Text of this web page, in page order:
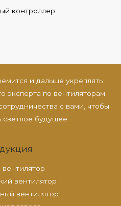
контроллер
и дальше укреплять
эксперта по вентиляторам.
с вами, чтобы
светлое будущее.
вентилятор
вентилятор